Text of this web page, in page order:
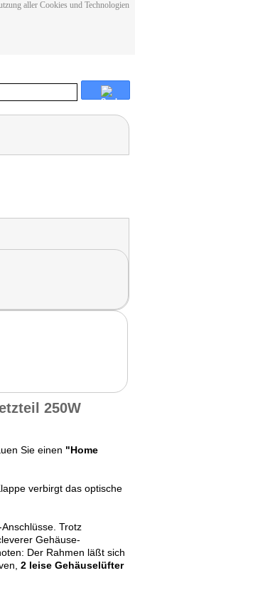
aller Cookies und Technologien
250W
Sie einen "Home
verbirgt das optische
Trotz
Gehäuse-
Der Rahmen läßt sich
2 leise Gehäuselüfter